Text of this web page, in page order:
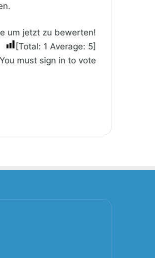
um jetzt zu bewerten!
[Total: 1 Average: 5]
You must sign in to vote